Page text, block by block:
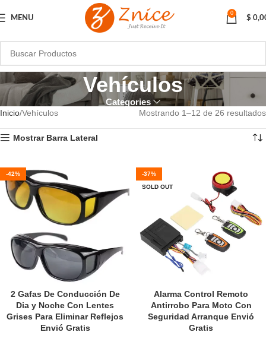
MENU
0
$
Vehículos
Categories
Inicio Vehículos Mostrando 1–12 de 26 resultados
Mostrar Barra Lateral
-42%
2 Gafas De Conducción De
Dia y Noche Con Lentes
Grises Para Eliminar Reflejos
Envió Gratis
-37%
SOLD OUT
Alarma Control Remoto
Antirrobo Para Moto Con
Seguridad Arranque Envió
Gratis